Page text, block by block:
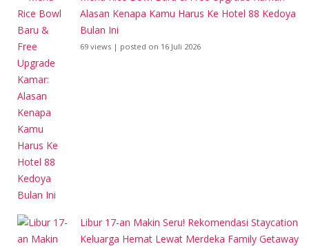
Alasan Kenapa Kamu Harus Ke Hotel 88 Kedoya
Bulan Ini
69 views | posted on 16 Juli 2026
Libur 17-an Makin Seru! Rekomendasi Staycation
Keluarga Hemat Lewat Merdeka Family Getaway